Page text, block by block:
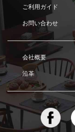
ご利用ガイド
お問い合わせ
会社概要
沿革